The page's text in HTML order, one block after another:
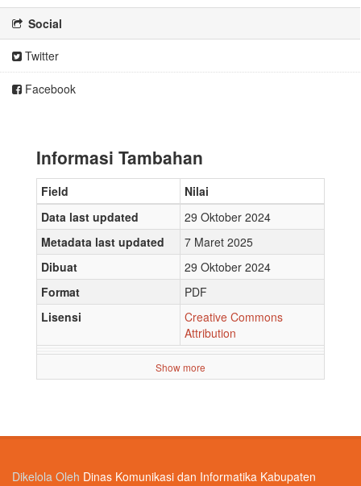
Social
Twitter
Facebook
Informasi Tambahan
Field
Nilai
Data last updated
29 Oktober 2024
Metadata last updated
7 Maret 2025
Dibuat
29 Oktober 2024
Format
PDF
Lisensi
Creative Commons
Attribution
Show more
Dikelola Oleh Dinas Komunikasi dan Informatika Kabupaten